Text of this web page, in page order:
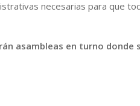
necesarias para que
asambleas en turno donde